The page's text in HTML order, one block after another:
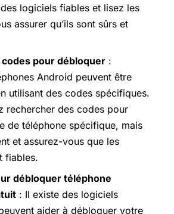
logiciels fiables et lisez les
assurer qu’ils sont sûrs et
pour débloquer :
Android peuvent être
utilisant des codes spécifiques.
rechercher des codes pour
de téléphone spécifique, mais
et assurez-vous que les
fiables.
débloquer téléphone
: Il existe des logiciels
aider à débloquer votre